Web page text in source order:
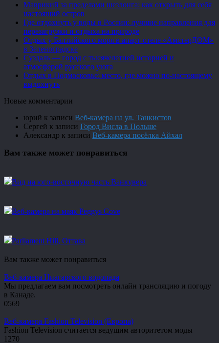
Маврикий за пределами шезлонга: как открыть для себя
настоящий остров
Где отдохнуть у воды в России: лучшие направления для
перезагрузки и отдыха на природе
Отдых у Балтийского моря в апарт-отеле «АмстерДОМ»
в Зеленоградске
Суздаль — город с тысячелетней историей и
атмосферой русского уюта
Отдых в Подмосковье: место, где можно по-настоящему
выдохнуть
Новые комментарии
юрий к записи Веб-камера на ул. Танкистов
Сергей к записи Город Висла в Польше
Александр к записи Веб-камера посёлка Айхал
Вам также может понравиться
Вид на юго-восточную часть Ванкувера
Веб-камера на маяк Peggys Cove
Parliament Hill, Оттава
Вам также может понравиться
Веб-камера Ниагарского водопада
Мы предлагаем вам посмотреть онлайн трансляцию и погоду
в Канаде.
0569
Веб-камера Fashion Television (Европа)
Fashion Television считается ведущим авторитетом моды
1 270